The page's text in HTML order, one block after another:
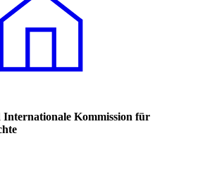
Internationale Kommission für